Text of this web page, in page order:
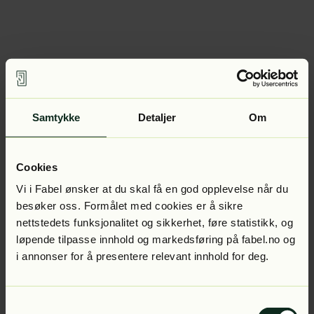
Samtykke Detaljer Om
Cookies
Vi i Fabel ønsker at du skal få en god opplevelse når du
besøker oss. Formålet med cookies er å sikre
nettstedets funksjonalitet og sikkerhet, føre statistikk, og
løpende tilpasse innhold og markedsføring på fabel.no og
i annonser for å presentere relevant innhold for deg.